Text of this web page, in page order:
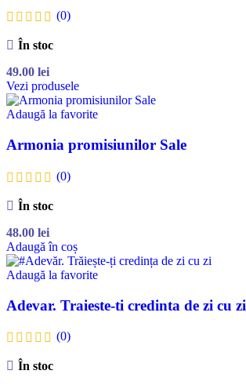
(0)
În stoc
49.00 lei
Vezi produsele
Adaugă la favorite
Armonia promisiunilor Sale
(0)
În stoc
48.00 lei
Adaugă în coș
Adaugă la favorite
Adevar. Traieste-ti credinta de zi cu zi
(0)
În stoc